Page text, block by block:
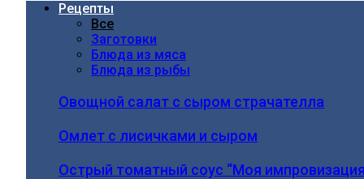
Рецепты
Все
Заготовки
Блюда из мяса
Блюда из рыбы
Овощной салат с сыром страчателла
Омлет с лисичками и сыром
Острый томатный соус “Моя